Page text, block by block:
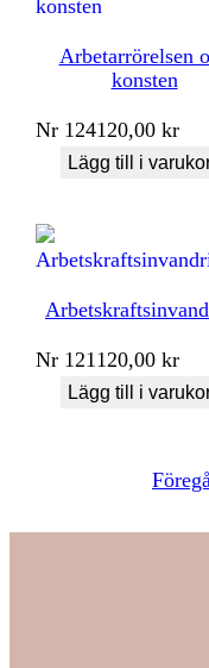
Arbetarrörelsen
konsten
Nr 124120,00kr
Lägg till i
Nr 121120,00kr
Lägg till i